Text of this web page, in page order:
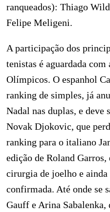
ranqueados): Thiago
Felipe Meligeni.
A participação dos
tenistas é aguardada com
Olímpicos. O espanhol
ranking de simples, já
Nadal nas duplas, e deve
Novak Djokovic, que
ranking para o italiano
edição de Roland
cirurgia de joelho e ainda
confirmada. Até onde se
Gauff e Arina